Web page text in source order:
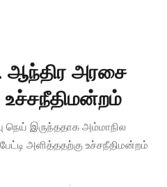
ஆந்திர அரசை
நெய் இருந்ததாக அம்மாநில
பேட்டி அளித்ததற்கு உச்சநீதிமன்றம்